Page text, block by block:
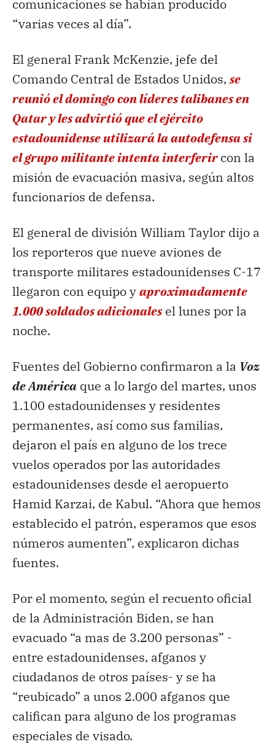
comunicaciones se habían producido
“varias veces al día”.
El general Frank McKenzie, jefe del
Comando Central de Estados Unidos,se
reunió el domingo con líderes talibanes en
Qatar y les advirtió que el ejército
estadounidense utilizará la autodefensa si
el grupo militante intenta interferircon la
misión de evacuación masiva, según altos
funcionarios de defensa.
El general de división William Taylor dijo a
los reporteros que nueve aviones de
transporte militares estadounidenses C-17
llegaron con equipo yaproximadamente
1.000 soldados adicionalesel lunes por la
noche.
Fuentes del Gobierno confirmaron a la Voz
de América que a lo largo del martes, unos
1.100 estadounidenses y residentes
permanentes, así como sus familias,
dejaron el país en alguno de los trece
vuelos operados por las autoridades
estadounidenses desde el aeropuerto
Hamid Karzai, de Kabul. “Ahora que hemos
establecido el patrón, esperamos que esos
números aumenten”, explicaron dichas
fuentes.
Por el momento, según el recuento oficial
de la Administración Biden, se han
evacuado “a mas de 3.200 personas” -
entre estadounidenses, afganos y
ciudadanos de otros países- y se ha
“reubicado” a unos 2.000 afganos que
califican para alguno de los programas
especiales de visado.